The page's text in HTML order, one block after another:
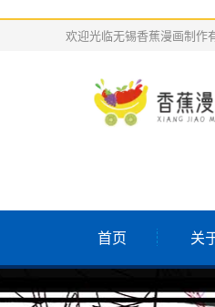
欢迎光临无锡香蕉漫画制作
首页 关